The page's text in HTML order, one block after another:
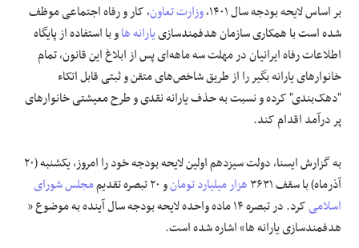
بر اساس لایحه بودجه سال ۱۴۰۱، وزارت تعاون، کار و رفاه اجتماعی موظف
شده است با همکاری سازمان هدفمندسازییارانه هاو با استفاده از پایگاه
اطلاعات رفاه ایرانیان در مهلت سه ماهه‌ای پس از ابلاغ این قانون، تمام
خانوارهای یارانه بگیر را از طریق شاخص‌های متقن و ثبتی قابل اتکاء
"دهک‌بندی" کرده و نسبت به حذف یارانه نقدی و طرح معیشتی خانوارهای
پر درآمد اقدام کند.
به گزارش ایسنا، دولت سیزدهم اولین لایحه بودجه خود را امروز، یکشنبه (۲۰
آذرماه) با سقف ۳۶۳۱
هزار میلیارد تومانو ۲۰ تبصره تقدیم
مجلس شورای
اسلامی
کرد. در تبصره ۱۴ ماده واحده لایحه بودجه سال آینده به موضوع «
هدفمندسازی یارانه ها» اشاره شده است.